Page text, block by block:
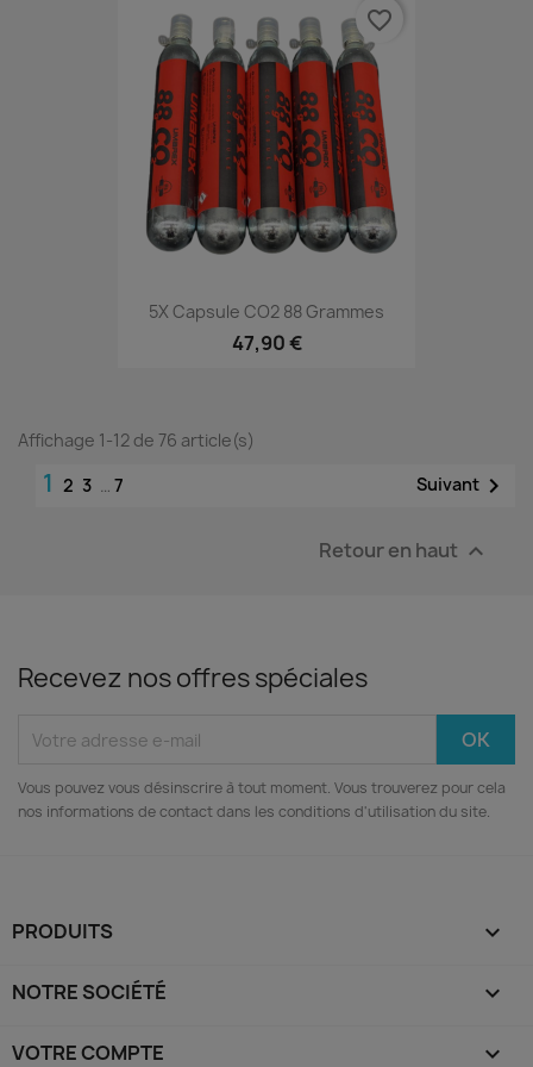
5X Capsule CO2 88 Grammes
47,90 €
favorite_border
Affichage 1-12 de 76 article(s)
1 2 3 … 7 Suivant 
Retour en haut 
Recevez nos offres spéciales
Vous pouvez vous désinscrire à tout moment. Vous trouverez pour cela
nos informations de contact dans les conditions d'utilisation du site.
PRODUITS 
NOTRE SOCIÉTÉ 
VOTRE COMPTE 